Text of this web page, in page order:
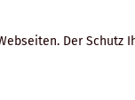
Der